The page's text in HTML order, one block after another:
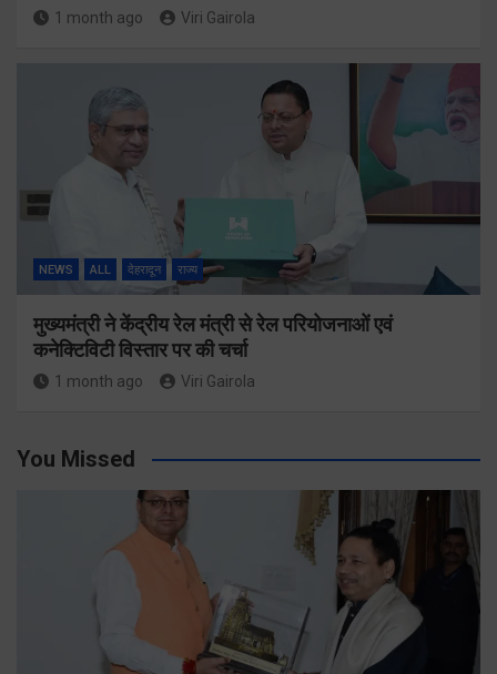
1 month ago Viri Gairola
NEWS ALL देहरादून राज्य
मुख्यमंत्री ने केंद्रीय रेल मंत्री से रेल परियोजनाओं एवं
कनेक्टिविटी विस्तार पर की चर्चा
1 month ago Viri Gairola
You Missed